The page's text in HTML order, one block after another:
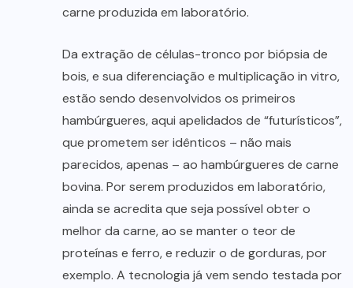
carne produzida em laboratório.
Da extração de células-tronco por biópsia de
bois, e sua diferenciação e multiplicação in vitro,
estão sendo desenvolvidos os primeiros
hambúrgueres, aqui apelidados de “futurísticos”,
que prometem ser idênticos – não mais
parecidos, apenas – ao hambúrgueres de carne
bovina. Por serem produzidos em laboratório,
ainda se acredita que seja possível obter o
melhor da carne, ao se manter o teor de
proteínas e ferro, e reduzir o de gorduras, por
exemplo. A tecnologia já vem sendo testada por